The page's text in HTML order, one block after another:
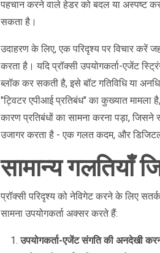
पहचान करने वाले हेडर को बदल या अस्पष्ट
सकता है।
उदाहरण के लिए, एक परिदृश्य पर विचार करें
करता है। यदि प्रॉक्सी उपयोगकर्ता-एजेंट
ब्लॉक कर सकती है, इसे बॉट गतिविधि या
"ट्विटर एपीआई प्रतिबंध" का कुख्यात
कारण प्रतिबंधों का सामना करना पड़ा,
उजागर करता है - एक गलत कदम, और
सामान्य गलतियाँ
प्रॉक्सी परिदृश्य को नेविगेट करने के लिए
सामना उपयोगकर्ता अक्सर करते हैं:
उपयोगकर्ता-एजेंट संगति की अनदेखी